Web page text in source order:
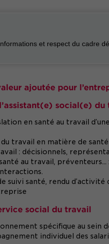
et respect du cadre
ajoutée pour
social(e) du
en santé au travail
travail en matière de santé
: décisionnels,
au travail,
suivi santé, rendu d’activité
social du travail
spécifique au sein
individuel des